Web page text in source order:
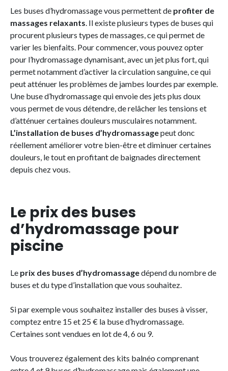
Les buses d’hydromassage vous permettent de profiter de
massages relaxants. Il existe plusieurs types de buses qui
procurent plusieurs types de massages, ce qui permet de
varier les bienfaits. Pour commencer, vous pouvez opter
pour l’hydromassage dynamisant, avec un jet plus fort, qui
permet notamment d’activer la circulation sanguine, ce qui
peut atténuer les problèmes de jambes lourdes par exemple.
Une buse d’hydromassage qui envoie des jets plus doux
vous permet de vous détendre, de relâcher les tensions et
d’atténuer certaines douleurs musculaires notamment.
L’installation de buses d’hydromassagepeut donc
réellement améliorer votre bien-être et diminuer certaines
douleurs, le tout en profitant de baignades directement
depuis chez vous.
Le prix des buses
d’hydromassage pour
piscine
Le prix des buses d’hydromassagedépend du nombre de
buses et du type d’installation que vous souhaitez.
Si par exemple vous souhaitez installer des buses à visser,
comptez entre 15 et 25 € la buse d’hydromassage.
Certaines sont vendues en lot de 4, 6 ou 9.
Vous trouverez également des kits balnéo comprenant